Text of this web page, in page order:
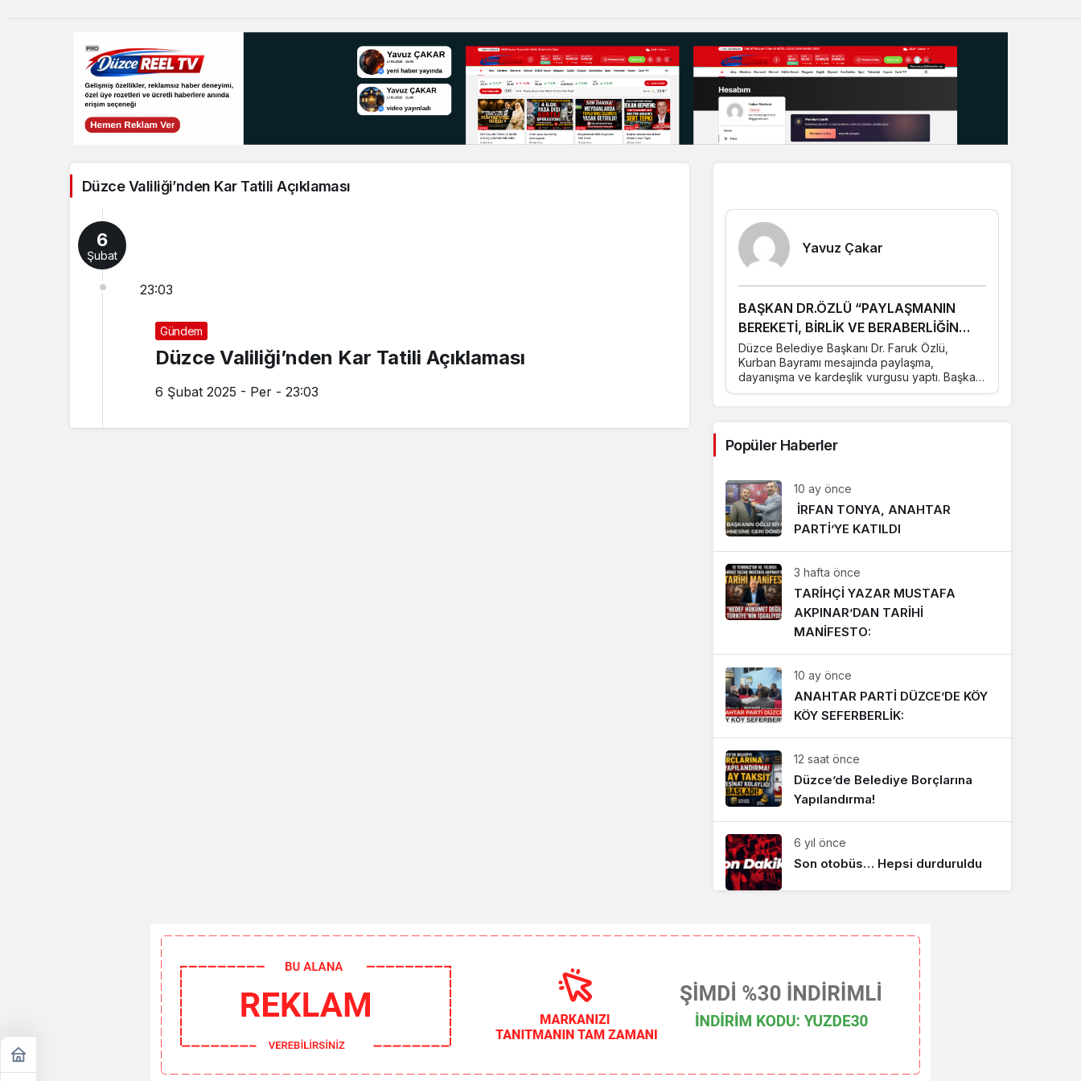
Sistem modunu seçin.
Düzce Valiliği’nden Kar Tatili Açıklaması
6
Şubat
23:03
Gündem
Düzce Valiliği’nden Kar Tatili Açıklaması
6 Şubat 2025 - Per - 23:03
Yavuz Çakar
BAŞKAN DR.ÖZLÜ “PAYLAŞMANIN
BEREKETİ, BİRLİK VE BERABERLİĞİN
GÜCÜYLE ÇOĞALIR”
Düzce Belediye Başkanı Dr. Faruk Özlü,
Kurban Bayramı mesajında paylaşma,
dayanışma ve kardeşlik vurgusu yaptı. Başkan
Özlü, bayramların birlik ve beraberliği
Popüler Haberler
10 ay önce
İRFAN TONYA, ANAHTAR
PARTİ’YE KATILDI
3 hafta önce
TARİHÇİ YAZAR MUSTAFA
AKPINAR’DAN TARİHİ
MANİFESTO:
10 ay önce
ANAHTAR PARTİ DÜZCE’DE KÖY
KÖY SEFERBERLİK:
12 saat önce
Düzce’de Belediye Borçlarına
Yapılandırma!
6 yıl önce
Son otobüs… Hepsi durduruldu